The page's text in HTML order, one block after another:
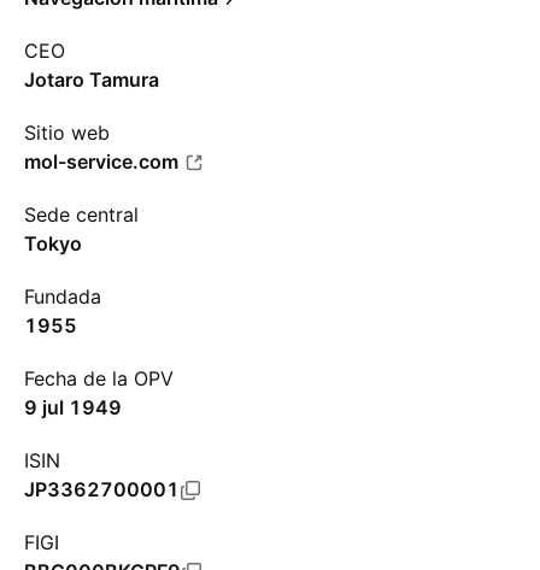
CEO
Jotaro Tamura
Sitio web
mol-service.com
Sede central
Tokyo
Fundada
1955
Fecha de la OPV
9 jul 1949
ISIN
JP3362700001
FIGI